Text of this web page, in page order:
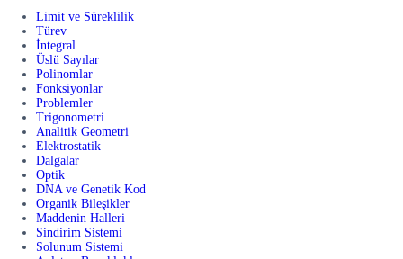
Limit ve Süreklilik
Türev
İntegral
Üslü Sayılar
Polinomlar
Fonksiyonlar
Problemler
Trigonometri
Analitik Geometri
Elektrostatik
Dalgalar
Optik
DNA ve Genetik Kod
Organik Bileşikler
Maddenin Halleri
Sindirim Sistemi
Solunum Sistemi